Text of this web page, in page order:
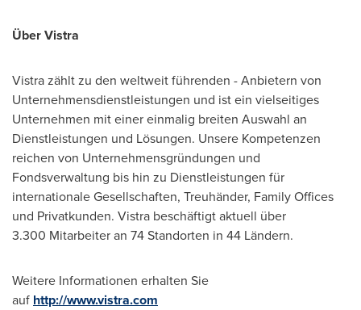
Über Vistra
Vistra zählt zu den weltweit führenden - Anbietern von
Unternehmensdienstleistungen und ist ein vielseitiges
Unternehmen mit einer einmalig breiten Auswahl an
Dienstleistungen und Lösungen. Unsere Kompetenzen
reichen von Unternehmensgründungen und
Fondsverwaltung bis hin zu Dienstleistungen für
internationale Gesellschaften, Treuhänder, Family Offices
und Privatkunden. Vistra beschäftigt aktuell über
3.300 Mitarbeiter an 74 Standorten in 44 Ländern.
Weitere Informationen erhalten Sie
auf http://www.vistra.com